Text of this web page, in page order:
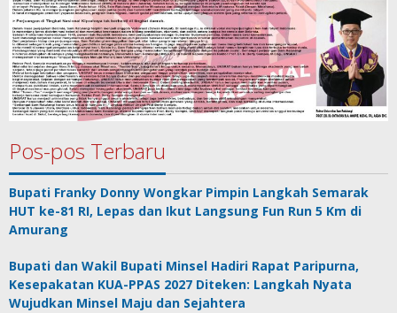
Pos-pos Terbaru
Bupati Franky Donny Wongkar Pimpin Langkah Semarak
HUT ke-81 RI, Lepas dan Ikut Langsung Fun Run 5 Km di
Amurang
Bupati dan Wakil Bupati Minsel Hadiri Rapat Paripurna,
Kesepakatan KUA-PPAS 2027 Diteken: Langkah Nyata
Wujudkan Minsel Maju dan Sejahtera